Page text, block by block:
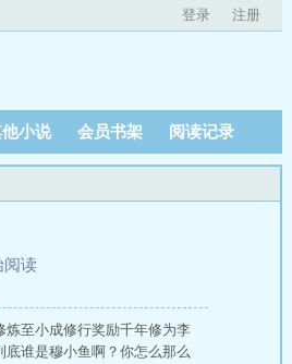
登录 注册
小说 会员书架 阅读记录
阅读
至小成修行奖励千年修为李
谁是穆小鱼啊？你怎么那么